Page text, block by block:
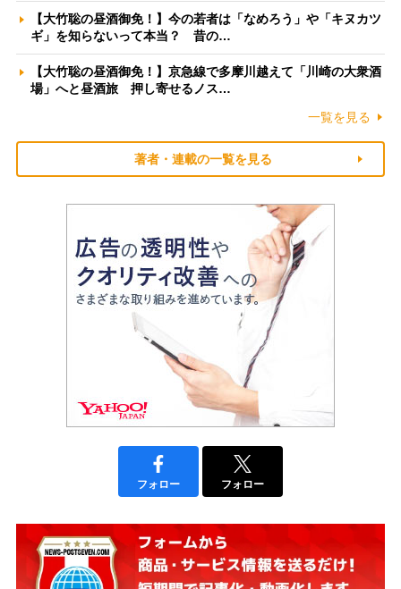
【大竹聡の昼酒御免！】今の若者は「なめろう」や「キヌカツ
ギ」を知らないって本当？ 昔の…
【大竹聡の昼酒御免！】京急線で多摩川越えて「川崎の大衆酒
場」へと昼酒旅 押し寄せるノス…
一覧を見る
著者・連載の一覧を見る
フォロー フォロー